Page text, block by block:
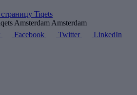
Amsterdam
Facebook Twitter LinkedIn